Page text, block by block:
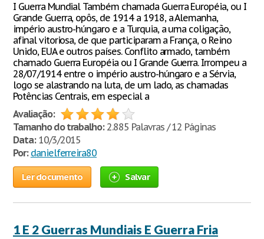
I Guerra Mundial Também chamada Guerra Européia, ou I
Grande Guerra, opôs, de 1914 a 1918, a Alemanha,
império austro-húngaro e a Turquia, a uma coligação,
afinal vitoriosa, de que participaram a França, o Reino
Unido, EUA e outros países. Conflito armado, também
chamado Guerra Européia ou I Grande Guerra. Irrompeu a
28/07/1914 entre o império austro-húngaro e a Sérvia,
logo se alastrando na luta, de um lado, as chamadas
Potências Centrais, em especial a
Avaliação:
Tamanho do trabalho:2.885 Palavras / 12 Páginas
Data:10/3/2015
Por: danielferreira80
Ler documento Salvar
1 E 2 Guerras Mundiais E Guerra Fria